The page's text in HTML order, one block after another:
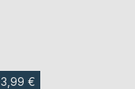
3,99 €